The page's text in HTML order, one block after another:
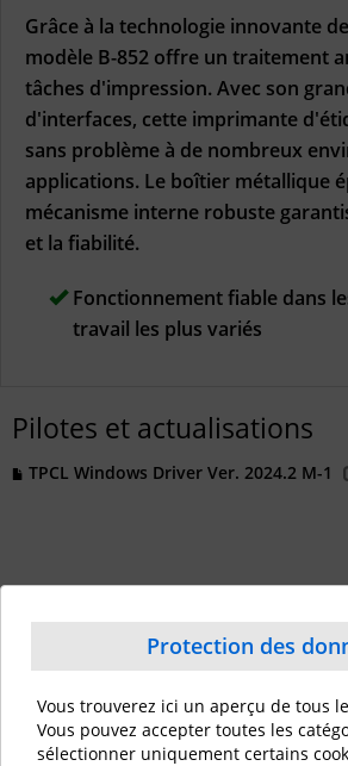
Grâce à la technologie innovante
modèle B-852 offre un traitement
tâches d'impression. Avec son
d'interfaces, cette imprimante
sans problème à de nombreux
applications. Le boîtier métallique
mécanisme interne robuste
et la fiabilité.
Fonctionnement fiable dans
travail les plus variés
Pilotes et actualisations
TPCL Windows Driver Ver. 2024.2 M-1
Documents
Bartender Ultra Lite 2016 R4
Toshiba B-852 brochure
Protection des
Vous trouverez ici un aperçu de tous
Vous pouvez accepter toutes les
sélectionner uniquement certains